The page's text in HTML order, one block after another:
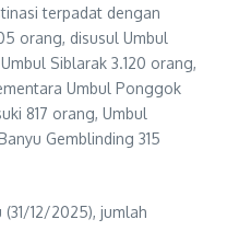
terpadat dengan
orang, disusul Umbul
Siblarak 3.120 orang,
Umbul Ponggok
817 orang, Umbul
Gemblinding 315
12/2025), jumlah